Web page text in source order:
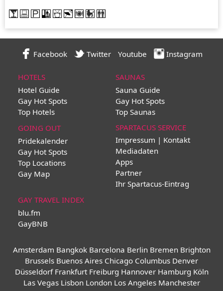
Facebook Twitter Youtube Instagram
HOTELS
Hotel Guide
Gay Hot Spots
Top Hotels
SAUNAS
Sauna Guide
Gay Hot Spots
Top Saunas
GOING OUT
Pridekalender
Gay Hot Spots
Top Locations
Gay Map
SPARTACUS SERVICE
Impressum | Kontakt
Mediadaten
Apps
Partner
Ihr Spartacus-Eintrag
GAY TRAVEL INDEX
blu.fm
GayBNB
Amsterdam Bangkok Barcelona Berlin Bremen Brighton
Brussels Buenos Aires Chicago Columbus Denver
Düsseldorf Frankfurt Freiburg Hannover Hamburg Köln
Las Vegas Lisbon London Los Angeles Manchester